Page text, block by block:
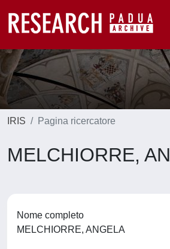
IRIS Pagina ricercatore
MELCHIORRE,
Nome completo
MELCHIORRE, ANGELA